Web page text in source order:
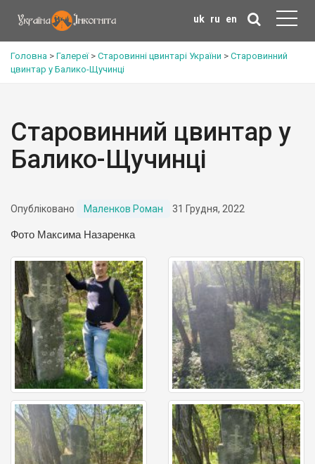
uk ru en
Головна > Галереї> Старовинні цвинтарі України > Старовинний
цвинтар у Балико-Щучинці
Старовинний цвинтар у
Балико-Щучинці
Опубліковано Маленков Роман 31 Грудня, 2022
Фото Максима Назаренка